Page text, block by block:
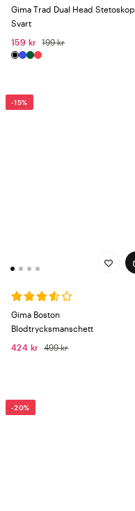
Gima Trad Dual Head Stetoskop
Svart
159 kr
199 kr
-15%
Gima Boston
Blodtrycksmanschett
424 kr
499 kr
-20%